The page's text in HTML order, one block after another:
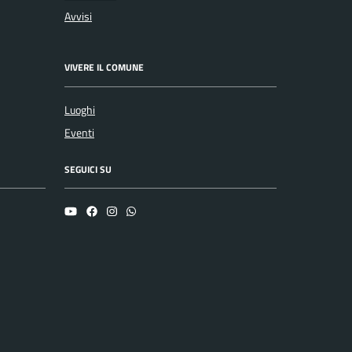
Avvisi
VIVERE IL COMUNE
Luoghi
Eventi
SEGUICI SU
YouTubeFacebookInstagramWhatsapp